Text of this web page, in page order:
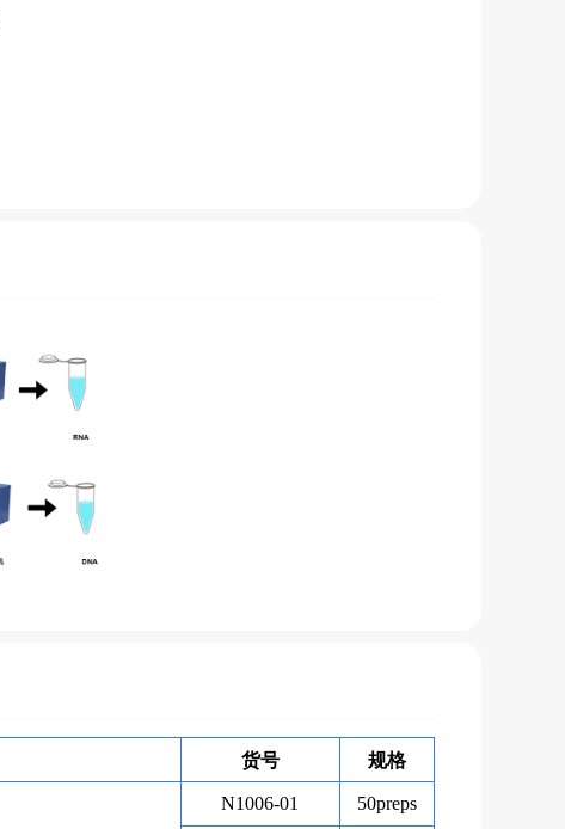
货号 规格
N1006-01 50preps